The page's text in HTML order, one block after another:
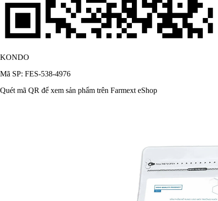
KONDO
Mã SP: FES-538-4976
Quét mã QR để xem sản phẩm trên Farmext eShop